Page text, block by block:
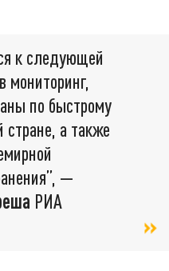
к следующей
мониторинг,
по быстрому
а также
—
РИА